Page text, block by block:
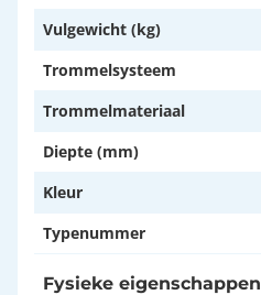
Vulgewicht (kg)
Trommelsysteem
Trommelmateriaal
Diepte (mm)
Kleur
Typenummer
Fysieke eigenschappen